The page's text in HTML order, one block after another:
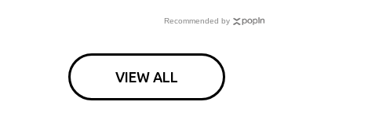
Recommended by
VIEW ALL